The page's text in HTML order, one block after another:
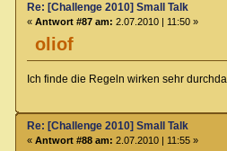
oliof
Re: [Challenge 2010] Small Talk
« Antwort #87 am: 2.07.2010 | 11:50 »
Ich finde die Regeln wirken sehr
Re: [Challenge 2010] Small Talk
« Antwort #88 am: 2.07.2010 | 11:55 »